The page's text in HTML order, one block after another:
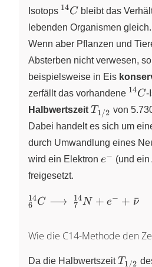
Isotops ^{14}C
14C bleibt das
lebenden Organismen gleich.
Wenn aber Pflanzen und
Absterben nicht verwesen,
beispielsweise in Eis
zerfällt das vorhandene 14C-
Halbwertszeit T_{1/2}
T1/2 von
Dabei handelt es sich um
durch Umwandlung eines
wird ein Elektron e^{-}
e− (und ein
freigesetzt.
_{6}^{14}C
e^{-}
+\bar{\nu}
6
14C ⟶ 7
14N + e− + ν
ˉ
Wie die C14-Methode den
Da die HalbwertszeitT_{1/
T1/2